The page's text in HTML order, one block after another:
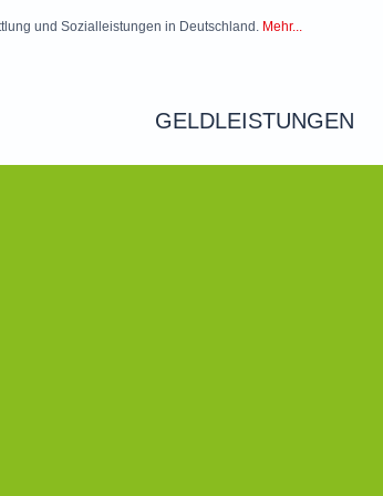
und Sozialleistungen in Deutschland. Mehr...
GELDLEISTUNGEN